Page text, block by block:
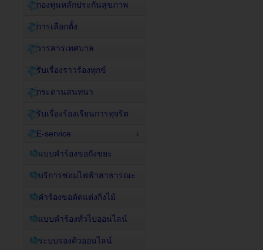
กองทุนหลักประกันสุขภาพ
การเลือกตั้ง
วารสารเทศบาล
รับเรื่องราวร้องทุกข์
กระดานสนทนา
รับเรี่องร้องเรียนการทุจริต
E-service
แบบคำร้องขอถังขยะ
บริการซ่อมไฟฟ้าสาธารณะ
คำร้องขอตัดแต่งกิ่งไม้
แบบคำร้องทั่วไปออนไลน์
ระบบจองคิวออนไลน์